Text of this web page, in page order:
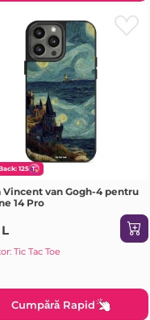
125
Vincent van Gogh-4 pentru
14 Pro
Tic Tac Toe
Cumpără Rapid